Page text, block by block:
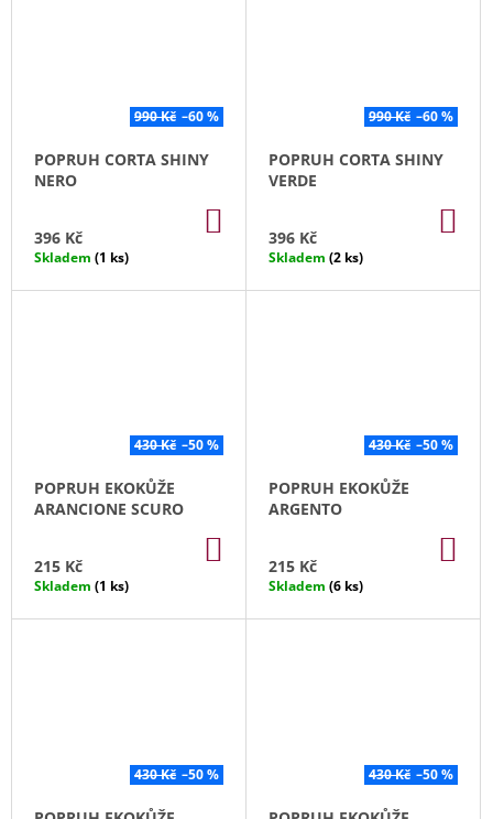
990 Kč –60 %
POPRUH CORTA SHINY
NERO
396 Kč KOŠÍKU
Skladem (1 ks)
990 Kč –60 %
POPRUH CORTA SHINY
VERDE
396 Kč
Skladem (2 ks)
430 Kč –50 %
POPRUH EKOKŮŽE
ARANCIONE SCURO
215 Kč KOŠÍKU
Skladem (1 ks)
430 Kč –50 %
POPRUH EKOKŮŽE
ARGENTO
215 Kč
Skladem (6 ks)
430 Kč –50 % 430 Kč –50 %